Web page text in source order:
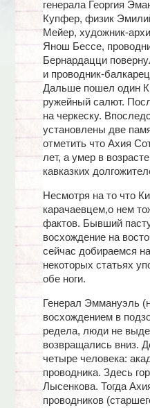
генерала Георгия
Купфер, физик
Мейер, художник-
Янош Бессе,
Бернардацци
и проводник-
Дальше пошел один
ружейный салют.
на черкеску.
установлены две
отметить что Ахия
лет, а умер в
кавказких
Несмотря на то что
карачаевцем,о нем
фактов. Бывший
восхождение на
сейчас добираемся
некоторых статьях
обе ноги.
Генерал Эммануэль
восхождением в
редела, люди не
возвращались вниз.
четыре человека:
проводника. Здесь
Лысенкова. Тогда
проводников